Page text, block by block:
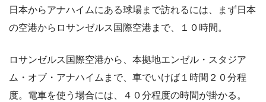
日本からアナハイムにある球場まで訪れるには、まず日本
の空港からロサンゼルス国際空港まで、１０時間 。
ロサンゼルス国際空港から、本拠地エンゼル・スタジア
ム・オブ・アナハイムまで、 車でいけば１時間２０分程
度。電車を使う場合には、４０分程度の時間が掛かる。